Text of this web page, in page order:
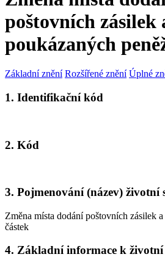
poštovních zásilek
poukázaných
Základní znění Rozšířené znění Úplné
1. Identifikační kód
2. Kód
3. Pojmenování (název) životní
Změna místa dodání poštovních zásilek
částek
4. Základní informace k životní